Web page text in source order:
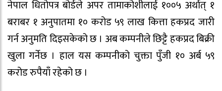
नेपाल धितोपत्र बोर्डले अपर तामाकोशीलाई १००५ अर्थात् १
बराबर १ अनुपातमा १० करोड ५९ लाख कित्ता हकप्रद जारी
गर्न अनुमति दिइसकेको छ । अब कम्पनीले छिट्टै हकप्रद बिक्री
खुला गर्नेछ । हाल यस कम्पनीको चुक्ता पुँजी १० अर्ब ५९
करोड रुपैयाँ रहेको छ ।